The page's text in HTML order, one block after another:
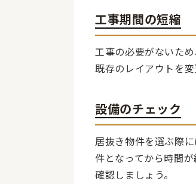
工事期間の短縮
工事の必要がないた
既存のレイアウトを
設備のチェック
居抜き物件を選ぶ際
件となってから時間
確認しましょう。